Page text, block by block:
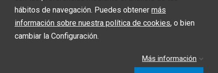
CHEF GLOBAL 2014 SOCIEDAD LIMITADA ha recibido una ayuda de la Unión
Europea con cargo al Fondo NextGenerationEU, en el marco del Plan de
Recuperación, Trasformación y Resiliencia, para INSTALACIÓN SOLAR
almacenamiento, con fuentes de Energía renovable, así como la
la Junta de Andalucía, a través de la Agencia Andaluza de la Energía.”
hábitos de navegación. Puedes obtener más
información sobre nuestra política de cookies, o bien
cambiar la Configuración.
Más información